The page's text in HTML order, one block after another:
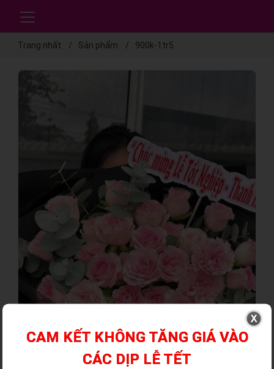
Trang nhất Sản phẩm 900k-1tr5
CAM KẾT KHÔNG TĂNG GIÁ VÀO
CÁC DỊP LỄ TẾT